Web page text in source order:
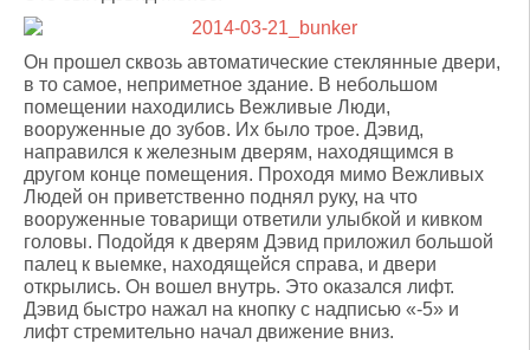
Он прошел сквозь автоматические стеклянные двери,
в то самое, неприметное здание. В небольшом
помещении находились Вежливые Люди,
вооруженные до зубов. Их было трое. Дэвид,
направился к железным дверям, находящимся в
другом конце помещения. Проходя мимо Вежливых
Людей он приветственно поднял руку, на что
вооруженные товарищи ответили улыбкой и кивком
головы. Подойдя к дверям Дэвид приложил большой
палец к выемке, находящейся справа, и двери
открылись. Он вошел внутрь. Это оказался лифт.
Дэвид быстро нажал на кнопку с надписью «-5» и
лифт стремительно начал движение вниз.